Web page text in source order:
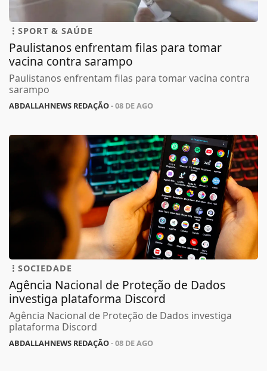
SPORT & SAÚDE
Paulistanos enfrentam filas para tomar
vacina contra sarampo
Paulistanos enfrentam filas para tomar vacina contra
sarampo
ABDALLAHNEWS REDAÇÃO- 08 DE AGO
SOCIEDADE
Agência Nacional de Proteção de Dados
investiga plataforma Discord
Agência Nacional de Proteção de Dados investiga
plataforma Discord
ABDALLAHNEWS REDAÇÃO- 08 DE AGO